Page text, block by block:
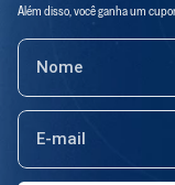
Além disso, você ganha um